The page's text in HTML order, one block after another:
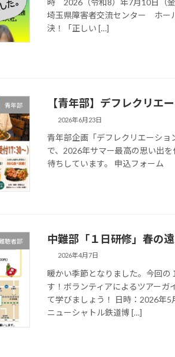
埼玉県障害者交流センター ホ
決！「正しい […]
青年部 【青年部】デフレクリエ
2026年6月23日
青年部企画「デフレクリエーシ
で、2026年サマー最高の思い出
待ちしています。 申込フォーム
聴者部 中難部「１日研修」春の
2026年4月7日
暖かい季節となりました。今回
す！ボランティアによるツアーガ
て学びましょう！ 日時：2026年
ニューシャトル鉄道博 […]